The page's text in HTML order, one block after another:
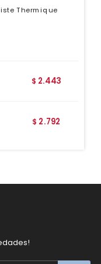
Thermique
$ 2.443
$ 2.792